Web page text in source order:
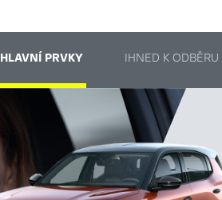
HLAVNÍ PRVKY IHNED K ODBĚRU